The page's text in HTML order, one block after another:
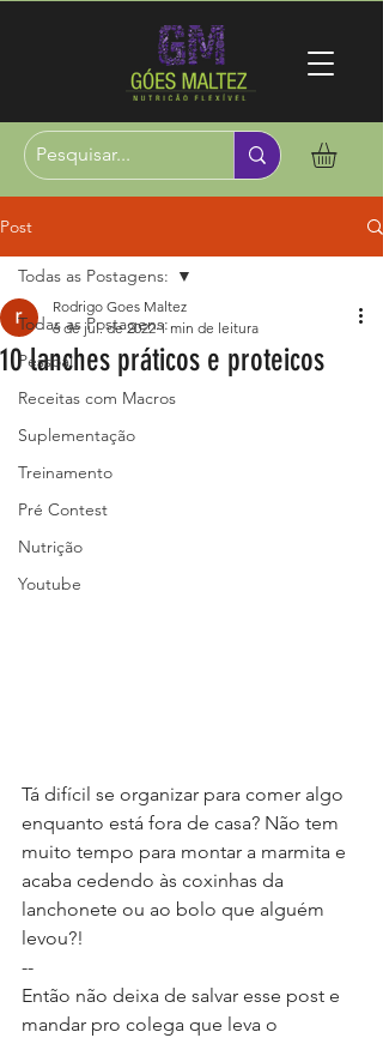
Post
Todas as Postagens:
Pessoal
Receitas com Macros
Suplementação
Treinamento
Pré Contest
Nutrição
Youtube
Todas as Postagens:
10 lanches práticos e proteicos
Rodrigo Goes Maltez
6 de jul. de 2022 1 min de leitura
Tá difícil se organizar para comer algo
enquanto está fora de casa? Não tem
muito tempo para montar a marmita e
acaba cedendo às coxinhas da
lanchonete ou ao bolo que alguém
levou?!
--
Então não deixa de salvar esse post e
mandar pro colega que leva o